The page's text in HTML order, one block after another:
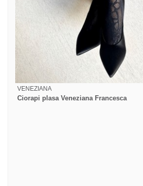
VENEZIANA
Ciorapi plasa Veneziana Francesca